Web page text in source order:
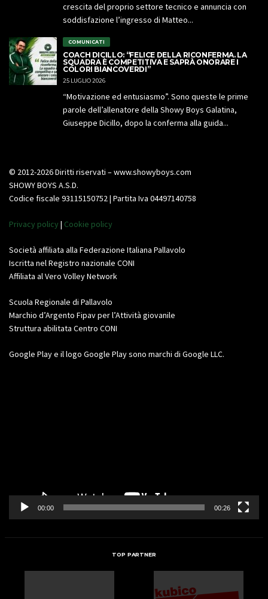
crescita del proprio settore tecnico e annuncia con
soddisfazione l’ingresso di Matteo...
COMUNICATI
COACH DICILLO: “FELICE DELLA RICONFERMA. LA
SQUADRA È COMPETITIVA E SAPRÀ ONORARE I
COLORI BIANCOVERDI”
25 LUGLIO 2026
“Motivazione ed entusiasmo”. Sono queste le prime
parole dell’allenatore della Showy Boys Galatina,
Giuseppe Dicillo, dopo la conferma alla guida...
© 2012-2026 Diritti riservati – www.showyboys.com
SHOWY BOYS A.S.D.
Codice fiscale 93115150752 | Partita Iva 04497140758
Privacy policy | Cookie policy
Società affiliata alla Federazione Italiana Pallavolo
Iscritta nel Registro nazionale CONI
Affiliata al Vero Volley Network
Scuola Regionale di Pallavolo
Marchio d’Argento Fipav per l’Attività giovanile
Struttura abilitata Centro CONI
Google Play e il logo Google Play sono marchi di Google LLC.
00:00 00:26
TOP PARTNER